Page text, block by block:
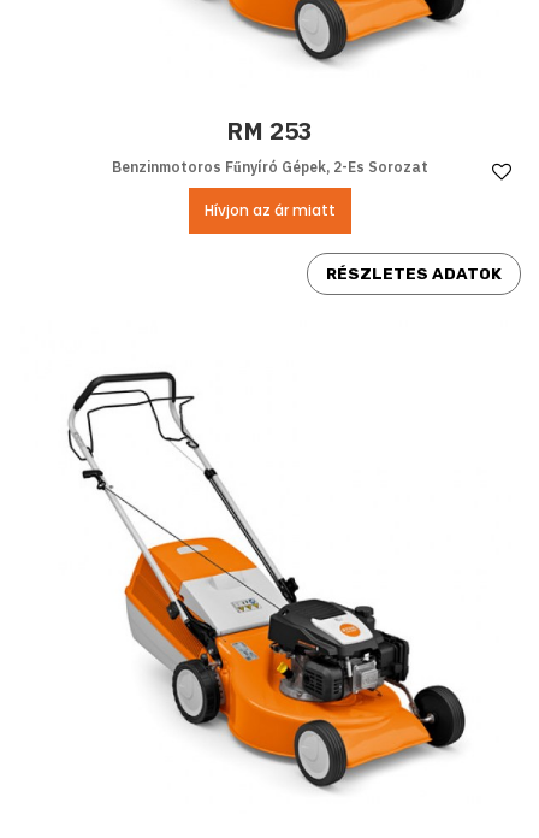
RM 253
Benzinmotoros Fűnyíró Gépek, 2-Es Sorozat
Hívjon az ár miatt
RÉSZLETES ADATOK